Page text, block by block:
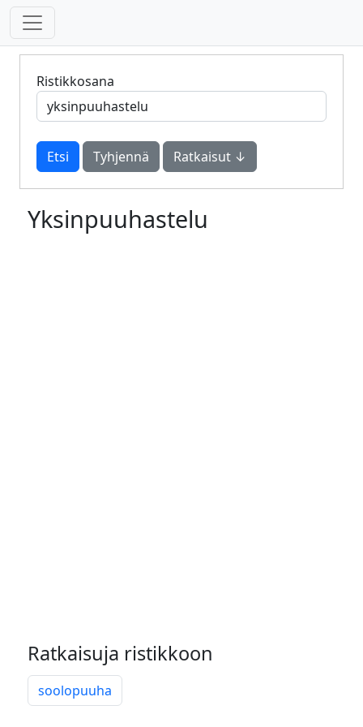
Ristikkosana
Tyhjennä Ratkaisut ↓
Yksinpuuhastelu
Ratkaisuja ristikkoon
soolopuuha